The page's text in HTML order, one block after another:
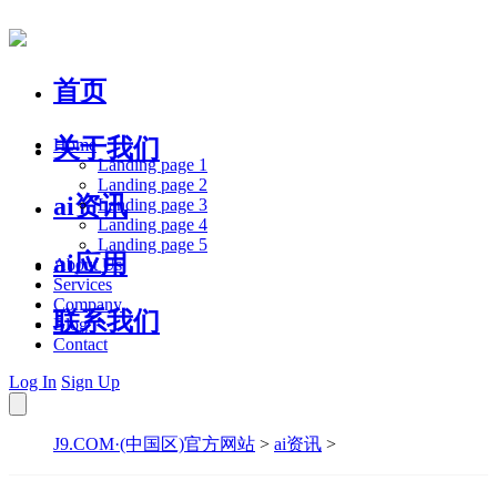
首页
关于我们
ai资讯
ai应用
联系我们
Home
Landing page 1
Landing page 2
Landing page 3
Landing page 4
Landing page 5
About Us
Services
Company
Blog
Contact
Log In Sign Up
J9.COM·(中国区)官方网站 > ai资讯 >